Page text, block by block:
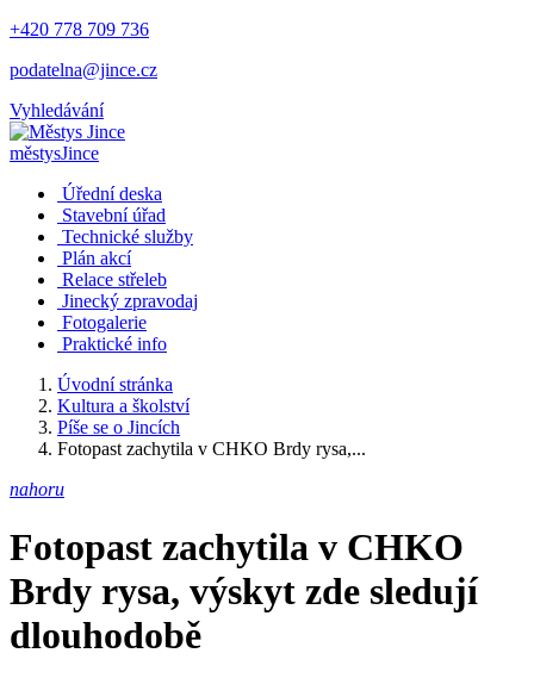
+420 778 709 736
podatelna@jince.cz
Vyhledávání
městysJince
Úřední deska
Stavební úřad
Technické služby
Plán akcí
Relace střeleb
Jinecký zpravodaj
Fotogalerie
Praktické info
Úvodní stránka
Kultura a školství
Píše se o Jincích
Fotopast zachytila v CHKO Brdy rysa,...
nahoru
Fotopast zachytila v CHKO
Brdy rysa, výskyt zde sledují
dlouhodobě